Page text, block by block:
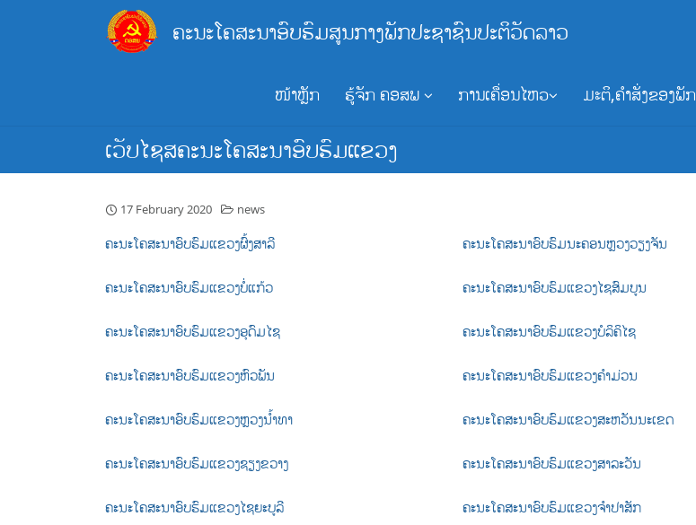
ຄະນະໂຄສະນາອົບຮົມສູນກາງພັກປະຊາຊົນປະຕິວັດລາວ
ໜ້າຫຼັກ ຮູ້ຈັກ ຄອສພ ການເຄື່ອນໄຫວ ມະຕິ,ຄຳສັ່ງຂອງພັກ
ເວັບໄຊສຄະນະໂຄສະນາອົບຮົມແຂວງ
17 February 2020 news
ຄະນະໂຄສະນາອົບຮົມແຂວງຜົ້ງສາລີ
ຄະນະໂຄສະນາອົບຮົມແຂວງບໍ່ແກ້ວ
ຄະນະໂຄສະນາອົບຮົມແຂວງອຸດົມໄຊ
ຄະນະໂຄສະນາອົບຮົມແຂວງຫົວພັນ
ຄະນະໂຄສະນາອົບຮົມແຂວງຫຼວງນ້ຳທາ
ຄະນະໂຄສະນາອົບຮົມແຂວງຊຽງຂວາງ
ຄະນະໂຄສະນາອົບຮົມແຂວງໄຊຍະບູລີ
ຄະນະໂຄສະນາອົບຮົມນະຄອນຫຼວງວຽງຈັນ
ຄະນະໂຄສະນາອົບຮົມແຂວງໄຊສົມບູນ
ຄະນະໂຄສະນາອົບຮົມແຂວງບໍລິຄິໄຊ
ຄະນະໂຄສະນາອົບຮົມແຂວງຄຳມ່ວນ
ຄະນະໂຄສະນາອົບຮົມແຂວງສະຫວັນນະເຂດ
ຄະນະໂຄສະນາອົບຮົມແຂວງສາລະວັນ
ຄະນະໂຄສະນາອົບຮົມແຂວງຈຳປາສັກ